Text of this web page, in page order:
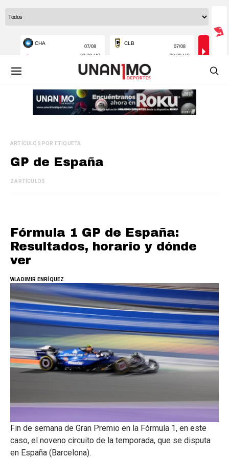
ARTÍCULOS POR ETIQUETA
GP de España
2 ARTÍCULOS
Fórmula 1 GP de España:
Resultados, horario y dónde
ver
WLADIMIR ENRÍQUEZ
Fin de semana de Gran Premio en la Fórmula 1, en este
caso, el noveno circuito de la temporada, que se disputa
en España (Barcelona).